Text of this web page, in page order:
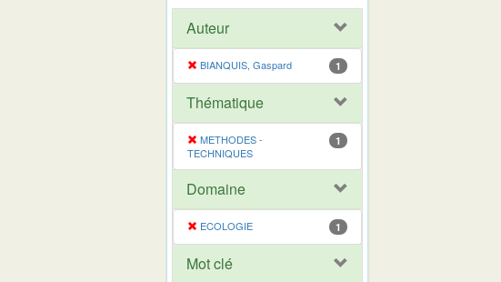
Auteur
BIANQUIS, Gaspard 1
Thématique
METHODES -
TECHNIQUES
1
Domaine
ECOLOGIE 1
Mot clé